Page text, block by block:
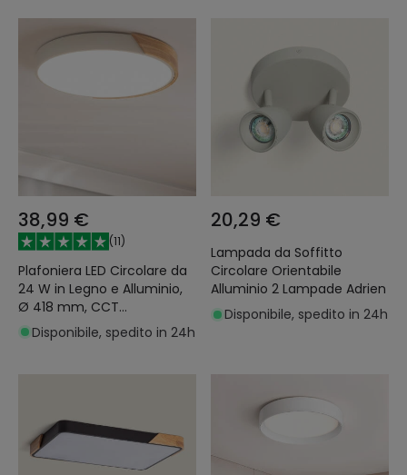
38,99 €
(11)
Plafoniera LED Circolare da
24 W in Legno e Alluminio,
Ø 418 mm, CCT
Selezionabile, Semi-Dari
Disponibile, spedito in 24h
20,29 €
Lampada da Soffitto
Circolare Orientabile
Alluminio 2 Lampade Adrien
Disponibile, spedito in 24h